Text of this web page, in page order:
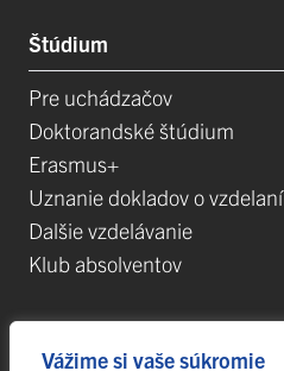
Vážime si vaše súkromie
Štúdium
Pre uchádzačov
Doktorandské štúdium
Erasmus+
Uznanie dokladov o vzdelaní
Dalšie vzdelávanie
Klub absolventov
Veda